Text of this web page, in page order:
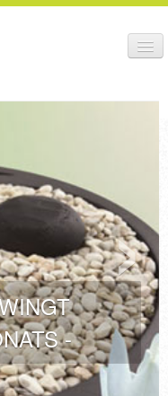
-
›